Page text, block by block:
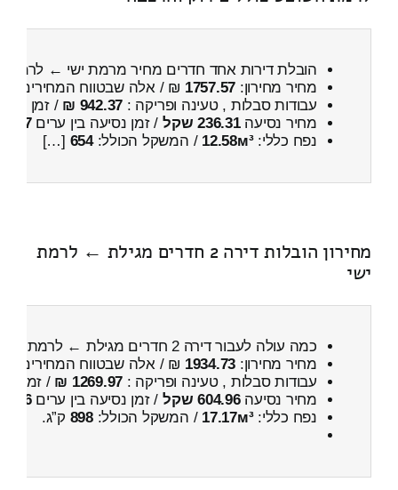
הובלת דירות אחד חדרים מחיר מרמת ישי ←
מחיר מחירון: 1757.57 ₪ / אלה שבטווח המחירים
עבודות סבלות , טעינה ופריקה : 942.37 ₪ / זמן :
מחיר נסיעה236.31 שקל / זמן נסיעה בין ערים17 דקות
נפח כללי:12.58м³ / המשקל הכולל:654
[…]
מחירון הובלות דירה 2 חדרים מגילת ← לרמת
ישי
כמה עולה לעבור דירה 2 חדרים מגילת ← לרמת ישי
מחיר מחירון: 1934.73 ₪ / אלה שבטווח המחירים
עבודות סבלות , טעינה ופריקה : 1269.97 ₪ / זמן :
מחיר נסיעה604.96 שקל / זמן נסיעה בין ערים46 דקות
נפח כללי:17.17м³ / המשקל הכולל:898 ק”ג.